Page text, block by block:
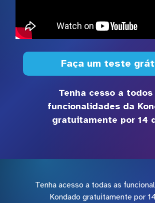
Faça um teste
Tenha cesso a todos
funcionalidades da
gratuitamente por 14
Tenha acesso a todas as
Kondado gratuitamente por